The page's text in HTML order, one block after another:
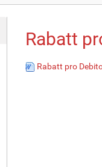
Rabatt
Rabatt pro